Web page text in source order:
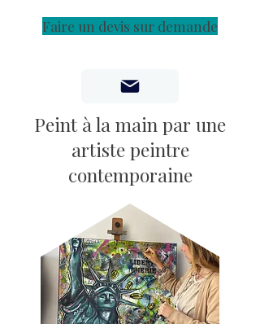
Faire un devis sur demande
Peint à la main par une
artiste peintre
contemporaine